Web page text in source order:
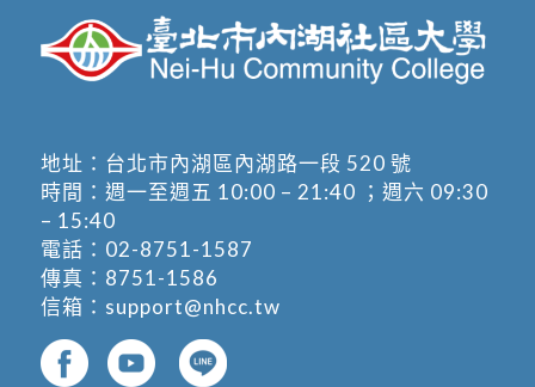
地址： 台北市內湖區內湖路一段 520 號
時間：週一至週五 10:00 – 21:40 ；週六 09:30
– 15:40
電話： 02-8751-1587
傳真：8751-1586
信箱： support@nhcc.tw